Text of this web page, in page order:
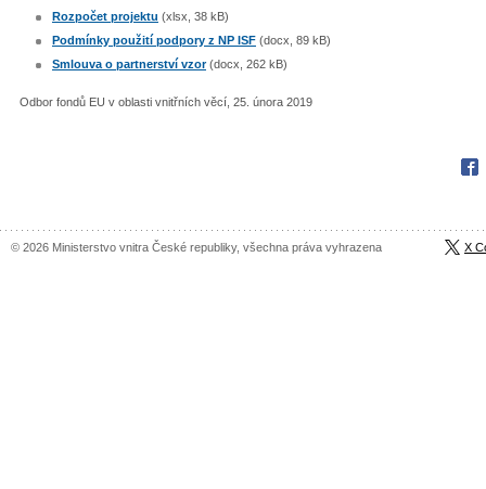
Rozpočet projektu (xlsx, 38 kB)
Podmínky použití podpory z NP ISF (docx, 89 kB)
Smlouva o partnerství vzor(docx, 262 kB)
Odbor fondů EU v oblasti vnitřních věcí, 25. února 2019
© 2026 Ministerstvo vnitra České republiky, všechna práva vyhrazena X